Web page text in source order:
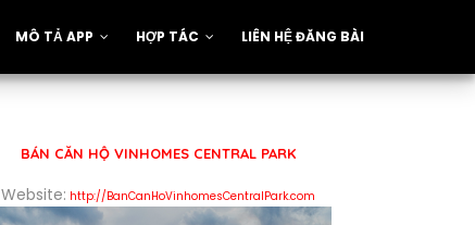
MÔ TẢ APP HỢP TÁC LIÊN HỆ ĐĂNG BÀI
BÁN CĂN HỘ VINHOMES CENTRAL PARK
Website: http://BanCanHoVinhomesCentralPark.com